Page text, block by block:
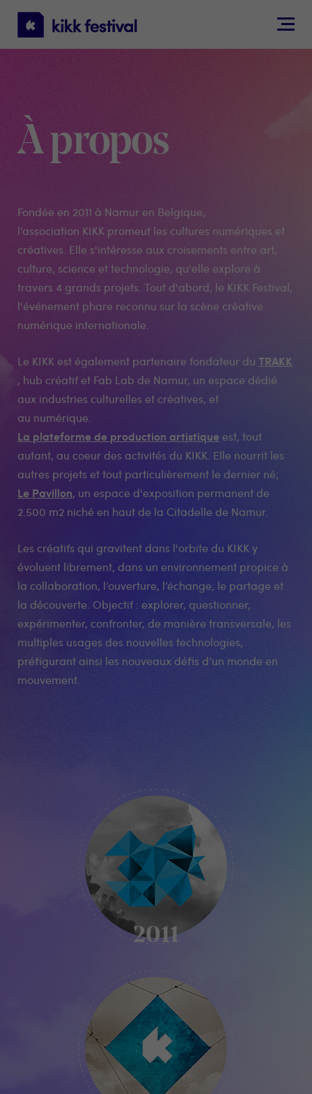
KIKK
Festival
À propos
Fondée en 2011 à Namur en Belgique,
l’association KIKK promeut les cultures numériques et
créatives. Elle s'intéresse aux croisements entre art,
culture, science et technologie, qu'elle explore à
travers 4 grands projets. Tout d'abord, le KIKK Festival,
l'événement phare reconnu sur la scène créative
numérique internationale.
Le KIKK est également partenaire fondateur du TRAKK
, hub créatif et Fab Lab de Namur, un espace dédié
aux industries culturelles et créatives, et
au numérique.
La plateforme de production artistique est, tout
autant, au coeur des activités du KIKK. Elle nourrit les
autres projets et tout particulièrement le dernier né;
Le Pavillon, un espace d'exposition permanent de
2.500 m2 niché en haut de la Citadelle de Namur.
Les créatifs qui gravitent dans l'orbite du KIKK y
évoluent librement, dans un environnement propice à
la collaboration, l’ouverture, l’échange, le partage et
la découverte. Objectif : explorer, questionner,
expérimenter, confronter, de manière transversale, les
multiples usages des nouvelles technologies,
préfigurant ainsi les nouveaux défis d’un monde en
mouvement.
2011
2011
2012